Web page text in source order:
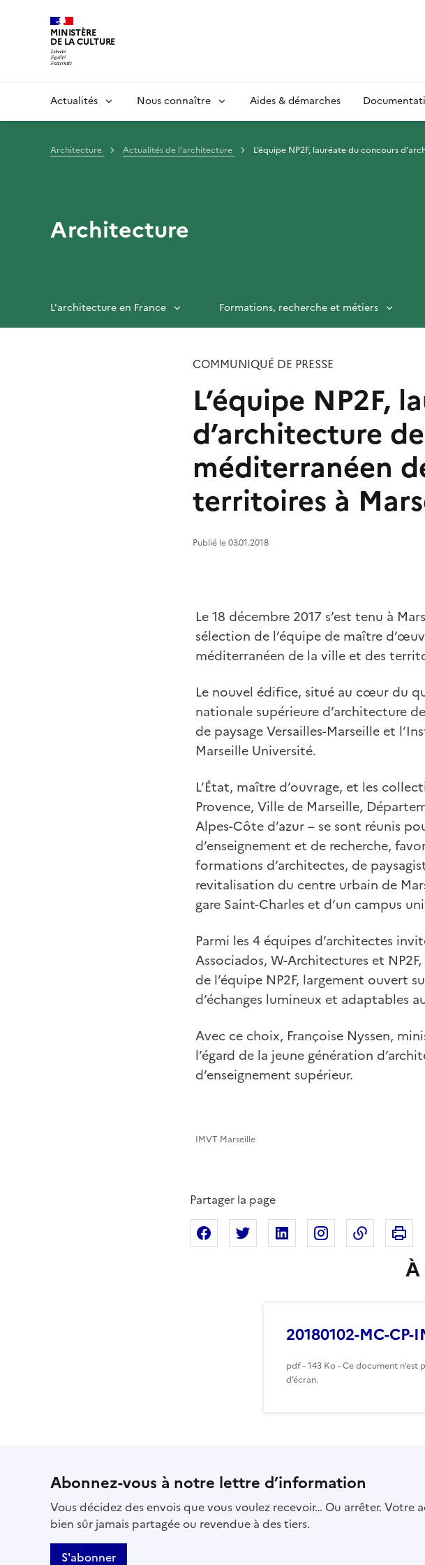
MINISTÈRE
DE LA CULTURE
Actualités Nous connaître Aides & démarches
Architecture Actualités de l'architecture L’équipe NP2F, lauréate du concours
Architecture
L'architecture en France Formations, recherche et métiers
COMMUNIQUÉ DE PRESSE
L’équipe NP2F,
d’architecture
méditerranéen
territoires à
Publié le 03.01.2018
Le 18 décembre 2017 s’est tenu à
sélection de l’équipe de maître
méditerranéen de la ville et des
Le nouvel édifice, situé au cœur du
nationale supérieure d’architecture
de paysage Versailles-Marseille et
Marseille Université.
L’État, maître d’ouvrage, et les
Provence, Ville de Marseille,
Alpes-Côte d’azur – se sont réunis
d’enseignement et de recherche,
formations d’architectes, de
revitalisation du centre urbain de
gare Saint-Charles et d’un campus
Parmi les 4 équipes d’architectes
Associados, W-Architectures et
de l’équipe NP2F, largement ouvert
d’échanges lumineux et adaptables
Avec ce choix, Françoise Nyssen,
l’égard de la jeune génération
d’enseignement supérieur.
IMVT Marseille
Partager la page
Partager sur Facebook
Partager sur XPartager sur Linkedin
Partager surCopier
20180102-MC-
pdf - 143 Ko - Ce document
d’écran.
Abonnez-vous à notre lettre d’information
Vous décidez des envois que vous voulez recevoir… Ou arrêter. Votre
bien sûr jamais partagée ou revendue à des tiers.
S'abonner